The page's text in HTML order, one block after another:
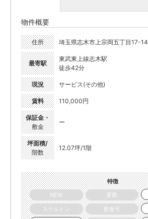
物件概要
住所 埼玉県志木市上宗岡五丁目17-14
最寄駅
東武東上線志木駅
徒歩42分
現況 サービス(その他)
賃料 110,000円
保証金・
敷金
ー
坪面積/
階数
12.07坪/1階
特徴
NEW
更新
スケルトン
飲食可